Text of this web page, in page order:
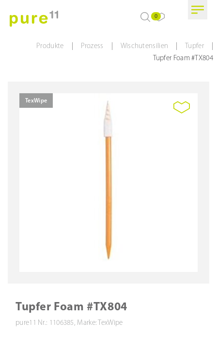
0
Produkte Prozess Wischutensilien Tupfer
Tupfer Foam #TX804
TexWipe
Tupfer Foam #TX804
pure11 Nr.: 1106385, Marke: TexWipe